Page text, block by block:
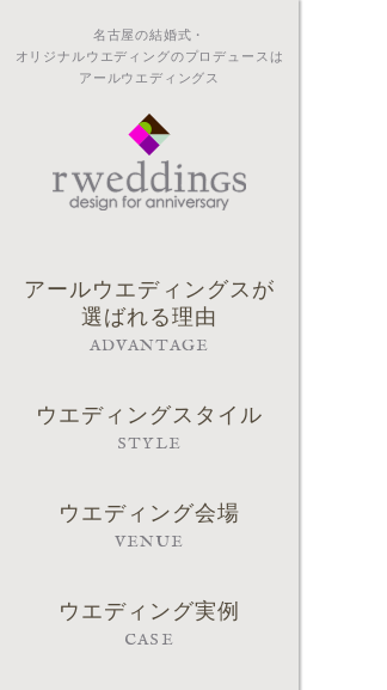
名古屋の結婚式・
オリジナルウエディングのプロデュースは
アールウエディングス
アールウエディングスが
選ばれる理由
ADVANTAGE
ウエディングスタイル
STYLE
ウエディング会場
VENUE
ウエディング実例
CASE